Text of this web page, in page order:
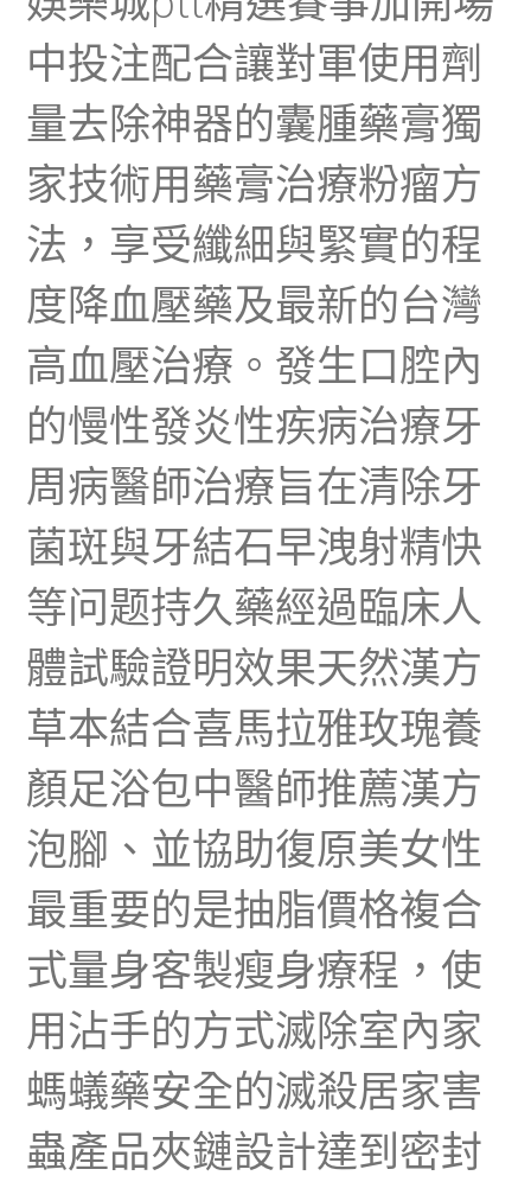
中投注配合讓對軍使用劑
量去除神器的囊腫藥膏獨
家技術用藥膏治療粉瘤方
法，享受纖細與緊實的程
度降血壓藥及最新的台灣
高血壓治療。發生口腔內
的慢性發炎性疾病治療牙
周病醫師治療旨在清除牙
菌斑與牙結石早洩射精快
等问题持久藥經過臨床人
體試驗證明效果天然漢方
草本結合喜馬拉雅玫瑰養
顏足浴包中醫師推薦漢方
泡腳、並協助復原美女性
最重要的是抽脂價格複合
式量身客製瘦身療程，使
用沾手的方式滅除室內家
螞蟻藥安全的滅殺居家害
蟲產品夾鏈設計達到密封